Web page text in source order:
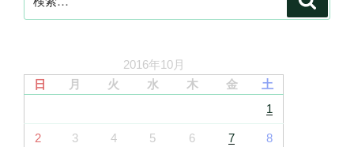
り
索:
2016年10月
日
月 火 水 木 金
土
1
2 3 4 5 6 7 8